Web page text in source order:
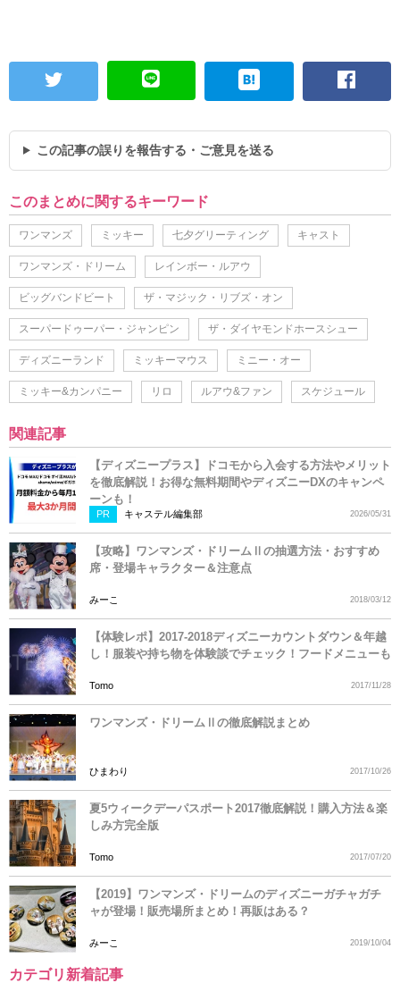
この記事の誤りを報告する・ご意見を送る
このまとめに関するキーワード
ワンマンズ ミッキー 七夕グリーティング キャスト
ワンマンズ・ドリーム レインボー・ルアウ
ビッグバンドビート ザ・マジック・リブズ・オン
スーパードゥーパー・ジャンピン ザ・ダイヤモンドホースシュー
ディズニーランド ミッキーマウス ミニー・オー
ミッキー&カンパニー リロ ルアウ&ファン スケジュール
関連記事
【ディズニープラス】ドコモから入会する方法やメリット
を徹底解説！お得な無料期間やディズニーDXのキャンペ
ーンも！
PR キャステル編集部 2026/05/31
【攻略】ワンマンズ・ドリームⅡの抽選方法・おすすめ
席・登場キャラクター＆注意点
みーこ 2018/03/12
【体験レポ】2017-2018ディズニーカウントダウン＆年越
し！服装や持ち物を体験談でチェック！フードメニューも
Tomo 2017/11/28
ワンマンズ・ドリームⅡの徹底解説まとめ
ひまわり 2017/10/26
夏5ウィークデーパスポート2017徹底解説！購入方法＆楽
しみ方完全版
Tomo 2017/07/20
【2019】ワンマンズ・ドリームのディズニーガチャガチ
ャが登場！販売場所まとめ！再販はある？
みーこ 2019/10/04
カテゴリ新着記事